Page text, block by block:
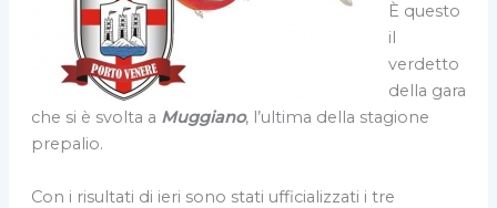
È questo
il
verdetto
della gara
che si è svolta a Muggiano, l’ultima della stagione
prepalio.
Con i risultati di ieri sono stati ufficializzati i tre